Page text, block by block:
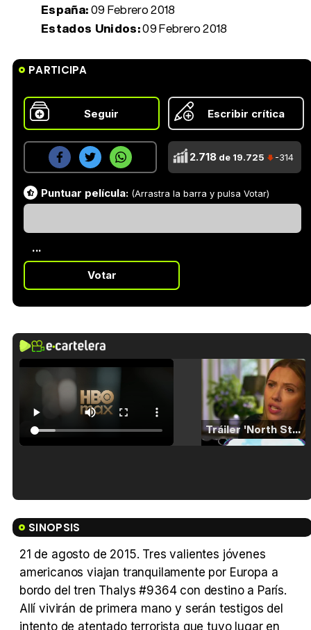
España:09 Febrero 2018
Estados Unidos:09 Febrero 2018
PARTICIPA
Seguir Escribir crítica
2.718 de 19.725 -314
Puntuar película: (Arrastra la barra y pulsa Votar)
...
Votar
Tráiler 'North Star' (2023)
SINOPSIS
21 de agosto de 2015. Tres valientes jóvenes
americanos viajan tranquilamente por Europa a
bordo del tren Thalys #9364 con destino a París.
Allí vivirán de primera mano y serán testigos del
intento de atentado terrorista que tuvo lugar en